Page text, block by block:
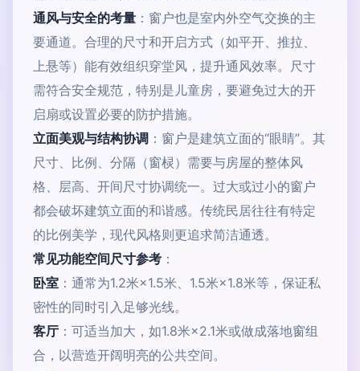
通风与安全的考量 ：窗户也是室内外空气交换的主
要通道。合理的尺寸和开启方式（如平开、推拉、
上悬等）能有效组织穿堂风，提升通风效率。尺寸
需符合安全规范，特别是儿童房，要避免过大的开
启扇或设置必要的防护措施。
立面美观与结构协调 ：窗户是建筑立面的“眼睛”。其
尺寸、比例、分隔（窗棂）需要与房屋的整体风
格、层高、开间尺寸协调统一。过大或过小的窗户
都会破坏建筑立面的和谐感。传统民居往往有特定
的比例美学，现代风格则更追求简洁通透。
常见功能空间尺寸参考 ：
卧室 ：通常为1.2米×1.5米、1.5米×1.8米等，保证私
密性的同时引入足够光线。
客厅 ：可适当加大，如1.8米×2.1米或做成落地窗组
合，以营造开阔明亮的公共空间。